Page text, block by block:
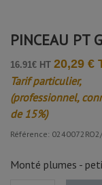
PINCEAU PT
16.91€ HT 20,29 €
Tarif particulier,
(professionnel,
de 15%)
Référence:
Monté plumes -